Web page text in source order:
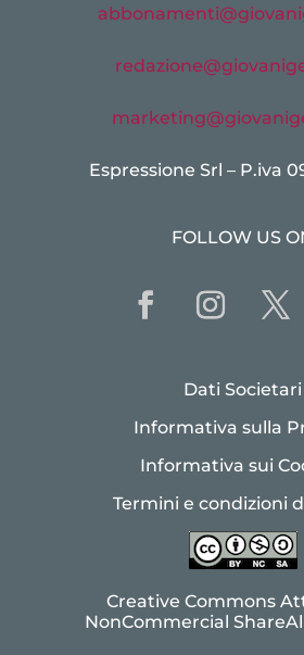
Espressione Srl – P.iva
FOLLOW US
Dati Societari
Informativa sulla
Informativa sui
Termini e condizioni
Creative Commons
NonCommercial